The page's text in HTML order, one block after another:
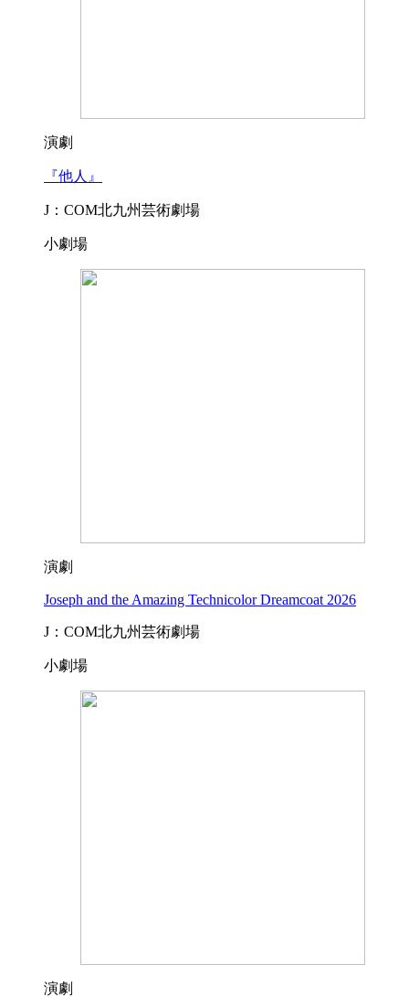
演劇
『他人』
J：COM北九州芸術劇場
小劇場
演劇
Joseph and the Amazing Technicolor Dreamcoat 2026
J：COM北九州芸術劇場
小劇場
演劇